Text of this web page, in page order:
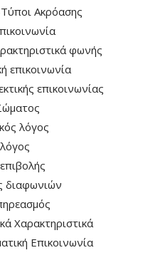
Ακρόασης
φωνής
επικοινωνία
επικοινωνίας
λόγος
διαφωνιών
Χαρακτηριστικά
Επικοινωνία